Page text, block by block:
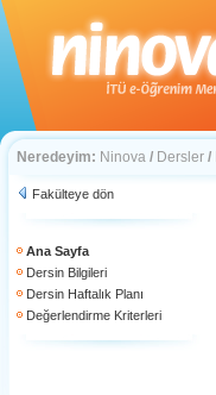
Neredeyim: Ninova / Dersler /
Fakülteye dön
Ana Sayfa
Dersin Bilgileri
Dersin Haftalık Planı
Değerlendirme Kriterleri